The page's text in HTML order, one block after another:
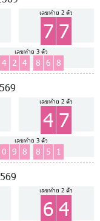
เลขท้าย 2 ตัว
7 7
เลขท้าย 3 ตัว
4 2 4 8 6 8
เลขท้าย 2 ตัว
4 7
เลขท้าย 3 ตัว
0 9 8 8 5 1
เลขท้าย 2 ตัว
6 4